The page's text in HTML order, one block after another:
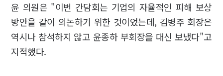
윤 의원은 "이번 간담회는 기업의 자율적인 피해 보상
방안을 같이 의논하기 위한 것이었는데, 김병주 회장은
역시나 참석하지 않고 윤종하 부회장을 대신 보냈다"고
지적했다.